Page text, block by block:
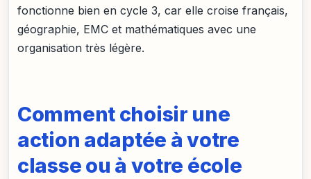
fonctionne bien en cycle 3, car elle croise français,
géographie, EMC et mathématiques avec une
organisation très légère.
Comment choisir une
action adaptée à votre
classe ou à votre école